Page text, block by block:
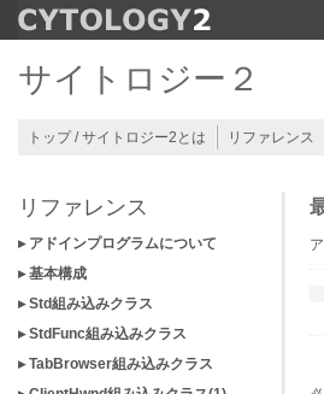
サイトロジー２
トップ / サイトロジー2とは リファレンス
リファレンス
▸ アドインプログラムについて
▸ 基本構成
▸ Std組み込みクラス
▸ StdFunc組み込みクラス
▸ TabBrowser組み込みクラス